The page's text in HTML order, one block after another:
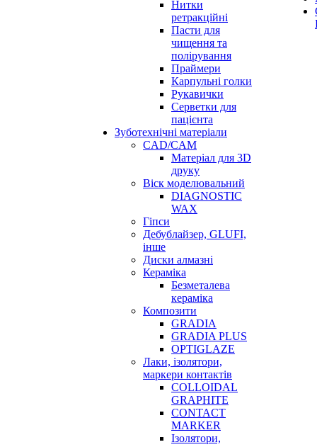
Нитки
ретракційні
Пасти для
чищення та
полірування
Праймери
Карпульні голки
Рукавички
Серветки для
пацієнта
Зуботехнічні матеріали
CAD/CAM
Матеріал для 3D
друку
Віск моделювальний
DIAGNOSTIC
WAX
Гіпси
Дебублайзер, GLUFI,
інше
Диски алмазні
Кераміка
Безметалева
кераміка
Композити
GRADIA
GRADIA PLUS
OPTIGLAZE
Лаки, ізолятори,
маркери контактів
COLLOIDAL
GRAPHITE
CONTACT
MARKER
Ізолятори,